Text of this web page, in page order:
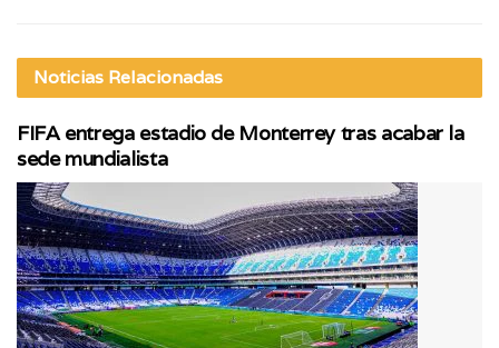
Noticias Relacionadas
FIFA entrega estadio de Monterrey tras acabar la
sede mundialista